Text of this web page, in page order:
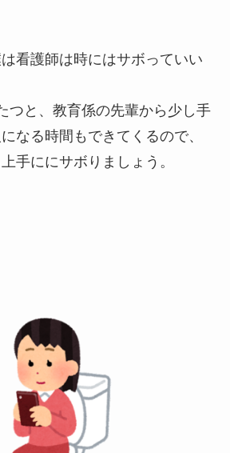
看護師は時にはサボっていい
つと、教育係の先輩から少し手
なる時間もできてくるので、
手ににサボりましょう。